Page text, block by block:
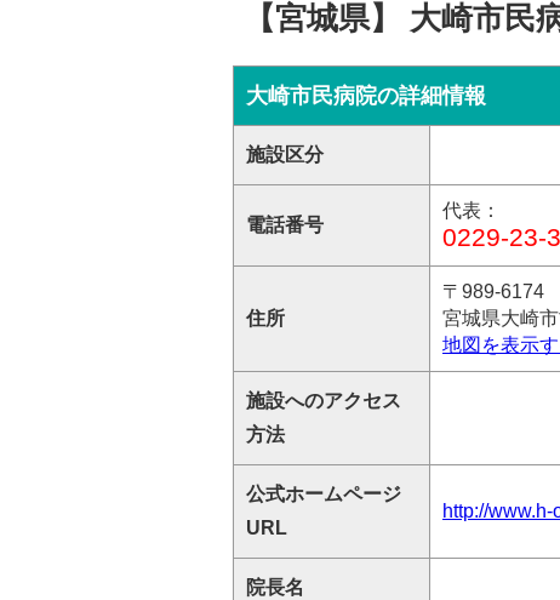
【宮城県】 大崎市民
大崎市民病院の詳細情報
施設区分
電話番号
代表：
0229-23-
住所
〒989-6174
宮城県大崎
地図を表示
施設へのアクセス
方法
公式ホームページ
URL
http://www.h-
院長名